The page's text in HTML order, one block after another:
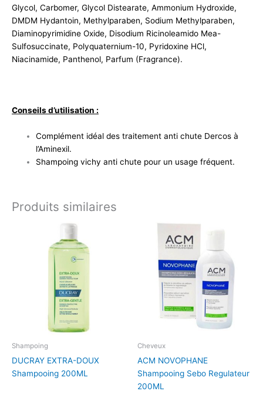
Glycol, Carbomer, Glycol Distearate, Ammonium Hydroxide,
DMDM Hydantoin, Methylparaben, Sodium Methylparaben,
Diaminopyrimidine Oxide, Disodium Ricinoleamido Mea-
Sulfosuccinate, Polyquaternium-10, Pyridoxine HCl,
Niacinamide, Panthenol, Parfum (Fragrance).
Conseils d’utilisation :
Complément idéal des traitement anti chute Dercos à
l’Aminexil.
Shampoing vichy anti chute pour un usage fréquent.
Produits similaires
Shampoing
DUCRAY EXTRA-DOUX
Shampooing 200ML
Cheveux
ACM NOVOPHANE
Shampooing Sebo Regulateur
200ML